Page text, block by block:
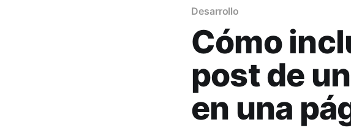
Desarrollo
Cómo
post de
en una